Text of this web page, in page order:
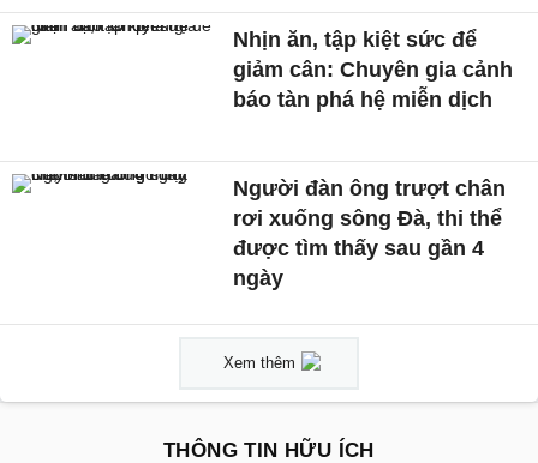
Nhịn ăn, tập kiệt sức để
giảm cân: Chuyên gia cảnh
báo tàn phá hệ miễn dịch
Người đàn ông trượt chân
rơi xuống sông Đà, thi thể
được tìm thấy sau gần 4
ngày
Xem thêm
THÔNG TIN HỮU ÍCH